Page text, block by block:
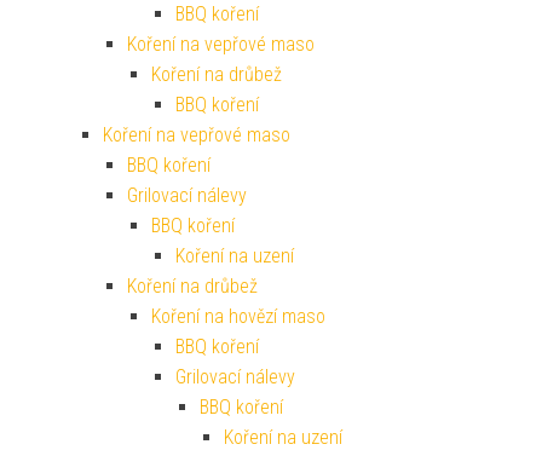
BBQ koření
Koření na vepřové maso
Koření na drůbež
BBQ koření
Koření na vepřové maso
BBQ koření
Grilovací nálevy
BBQ koření
Koření na uzení
Koření na drůbež
Koření na hovězí maso
BBQ koření
Grilovací nálevy
BBQ koření
Koření na uzení